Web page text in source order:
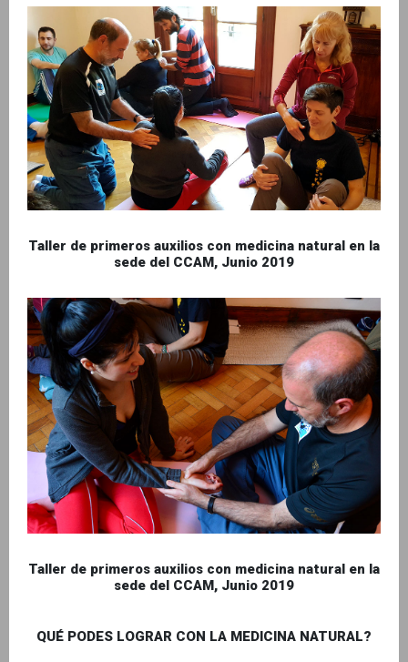
Taller de primeros auxilios con medicina natural en la
sede del CCAM, Junio 2019
Taller de primeros auxilios con medicina natural en la
sede del CCAM, Junio 2019
QUÉ PODES LOGRAR CON LA MEDICINA NATURAL?